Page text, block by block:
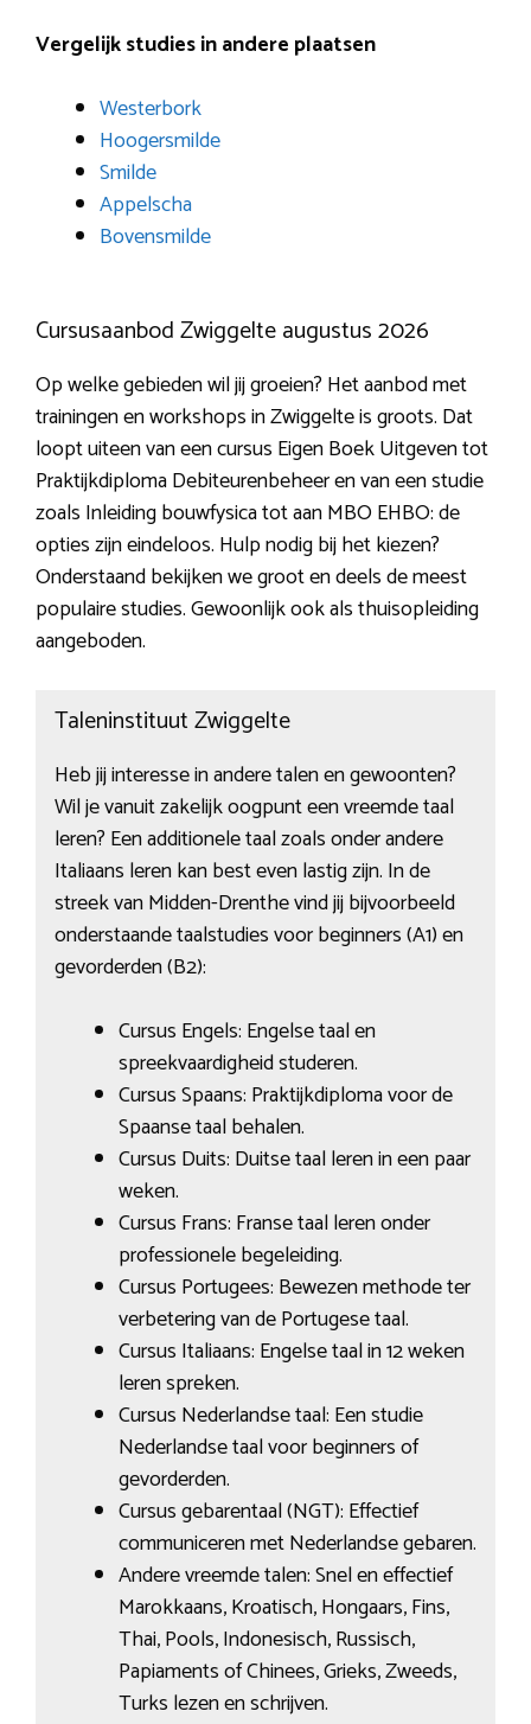
Vergelijk studies in andere plaatsen
Westerbork
Hoogersmilde
Smilde
Appelscha
Bovensmilde
Cursusaanbod Zwiggelte augustus 2026
Op welke gebieden wil jij groeien? Het aanbod met
trainingen en workshops in Zwiggelte is groots. Dat
loopt uiteen van een cursus Eigen Boek Uitgeven tot
Praktijkdiploma Debiteurenbeheer en van een studie
zoals Inleiding bouwfysica tot aan MBO EHBO: de
opties zijn eindeloos. Hulp nodig bij het kiezen?
Onderstaand bekijken we groot en deels de meest
populaire studies. Gewoonlijk ook als thuisopleiding
aangeboden.
Taleninstituut Zwiggelte
Heb jij interesse in andere talen en gewoonten?
Wil je vanuit zakelijk oogpunt een vreemde taal
leren? Een additionele taal zoals onder andere
Italiaans leren kan best even lastig zijn. In de
streek van Midden-Drenthe vind jij bijvoorbeeld
onderstaande taalstudies voor beginners (A1) en
gevorderden (B2):
Cursus Engels: Engelse taal en
spreekvaardigheid studeren.
Cursus Spaans: Praktijkdiploma voor de
Spaanse taal behalen.
Cursus Duits: Duitse taal leren in een paar
weken.
Cursus Frans: Franse taal leren onder
professionele begeleiding.
Cursus Portugees: Bewezen methode ter
verbetering van de Portugese taal.
Cursus Italiaans: Engelse taal in 12 weken
leren spreken.
Cursus Nederlandse taal: Een studie
Nederlandse taal voor beginners of
gevorderden.
Cursus gebarentaal (NGT): Effectief
communiceren met Nederlandse gebaren.
Andere vreemde talen: Snel en effectief
Marokkaans, Kroatisch, Hongaars, Fins,
Thai, Pools, Indonesisch, Russisch,
Papiaments of Chinees, Grieks, Zweeds,
Turks lezen en schrijven.